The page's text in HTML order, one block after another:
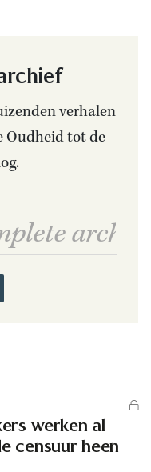
verhalen
Oudheid tot de
werken al
censuur heen